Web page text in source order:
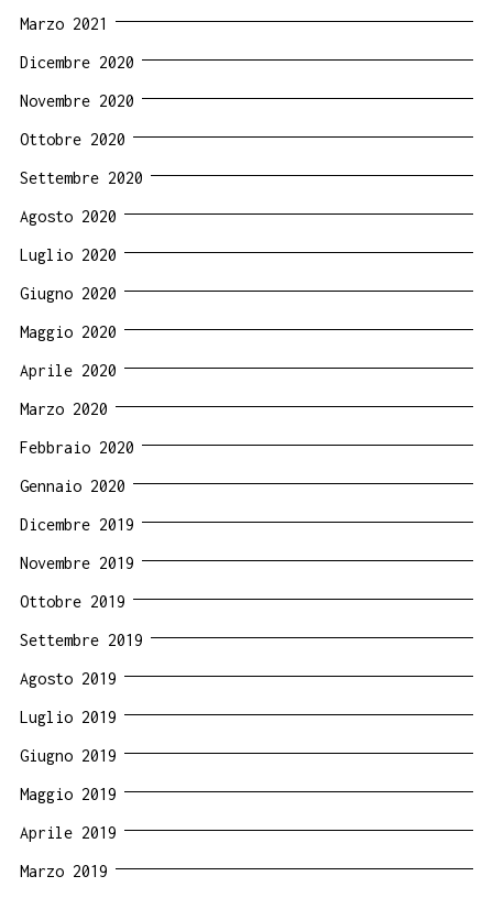
Marzo 2021
Dicembre 2020
Novembre 2020
Ottobre 2020
Settembre 2020
Agosto 2020
Luglio 2020
Giugno 2020
Maggio 2020
Aprile 2020
Marzo 2020
Febbraio 2020
Gennaio 2020
Dicembre 2019
Novembre 2019
Ottobre 2019
Settembre 2019
Agosto 2019
Luglio 2019
Giugno 2019
Maggio 2019
Aprile 2019
Marzo 2019